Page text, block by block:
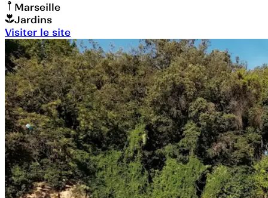
Marseille
Jardins
Visiter le site